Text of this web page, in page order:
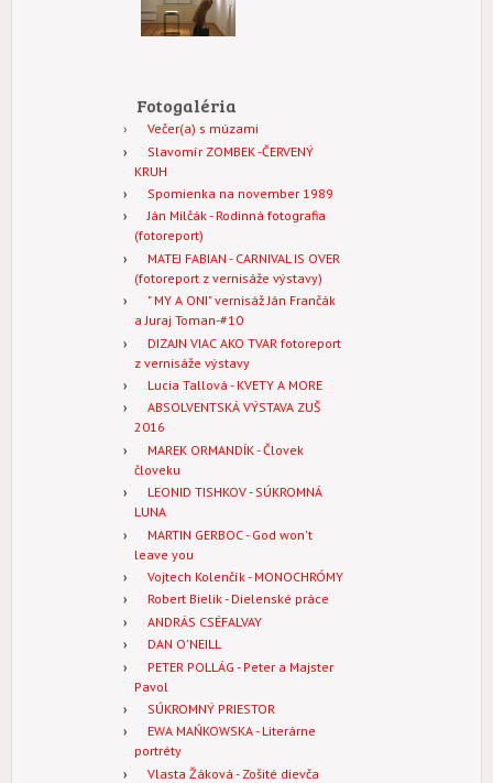
Fotogaléria
Večer(a) s múzami
Slavomír ZOMBEK -ČERVENÝ
KRUH
Spomienka na november 1989
Ján Milčák - Rodinná fotografia
(fotoreport)
MATEJ FABIAN - CARNIVAL IS OVER
(fotoreport z vernisáže výstavy)
" MY A ONI" vernisáž Ján Frančák
a Juraj Toman-#10
DIZAJN VIAC AKO TVAR fotoreport
z vernisáže výstavy
Lucia Tallová - KVETY A MORE
ABSOLVENTSKÁ VÝSTAVA ZUŠ
2016
MAREK ORMANDÍK - Človek
človeku
LEONID TISHKOV - SÚKROMNÁ
LUNA
MARTIN GERBOC - God won't
leave you
Vojtech Kolenčík - MONOCHRÓMY
Robert Bielik - Dielenské práce
ANDRÁS CSÉFALVAY
DAN O'NEILL
PETER POLLÁG - Peter a Majster
Pavol
SÚKROMNÝ PRIESTOR
EWA MAŃKOWSKA - Literárne
portréty
Vlasta Žáková - Zošité dievča